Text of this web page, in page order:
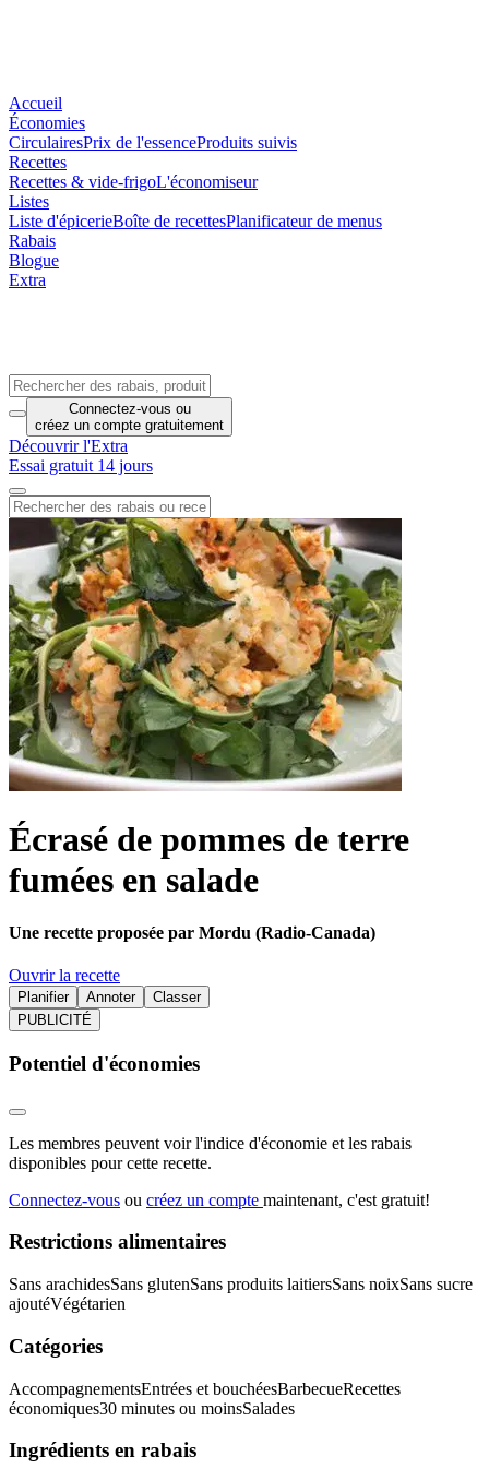
Accueil
Économies
CirculairesPrix de l'essenceProduits suivis
Recettes
Recettes & vide-frigoL'économiseur
Listes
Liste d'épicerieBoîte de recettesPlanificateur de menus
Rabais
Blogue
Extra
Connectez-vous ou
créez un compte gratuitement
Découvrir l'Extra
Essai gratuit 14 jours
Écrasé de pommes de terre
fumées en salade
Une recette proposée par Mordu (Radio-Canada)
Ouvrir la recette
Planifier Annoter
Classer
PUBLICITÉ
Potentiel d'économies
Les membres peuvent voir l'indice d'économie et les rabais
disponibles pour cette recette.
Connectez-vous ou créez un compte maintenant, c'est gratuit!
Restrictions alimentaires
Sans arachidesSans glutenSans produits laitiersSans noixSans sucre
ajoutéVégétarien
Catégories
AccompagnementsEntrées et bouchéesBarbecueRecettes
économiques30 minutes ou moinsSalades
Ingrédients en rabais